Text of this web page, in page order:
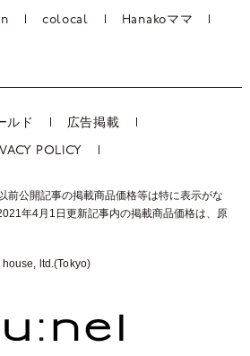
colocal Hanakoママ
ルド 広告掲載
POLICY
前公開記事の掲載商品価格等は特に表示がな
年4月1日更新記事内の掲載商品価格は、 原
ltd.(Tokyo)